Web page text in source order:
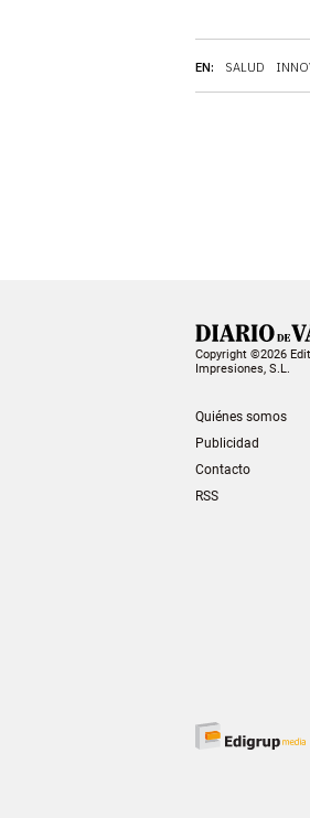
EN: SALUD
Copyright ©2026
Impresiones, S.L.
Quiénes somos
Publicidad
Contacto
RSS